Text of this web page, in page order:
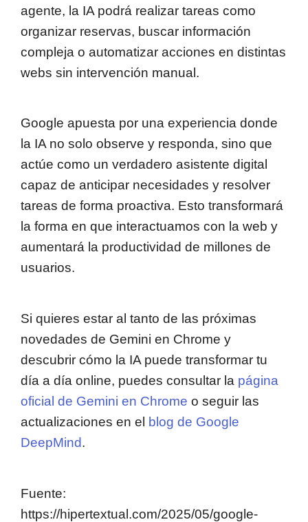
agente, la IA podrá realizar tareas como
organizar reservas, buscar información
compleja o automatizar acciones en distintas
webs sin intervención manual.
Google apuesta por una experiencia donde
la IA no solo observe y responda, sino que
actúe como un verdadero asistente digital
capaz de anticipar necesidades y resolver
tareas de forma proactiva. Esto transformará
la forma en que interactuamos con la web y
aumentará la productividad de millones de
usuarios.
Si quieres estar al tanto de las próximas
novedades de Gemini en Chrome y
descubrir cómo la IA puede transformar tu
día a día online, puedes consultar la página
oficial de Gemini en Chrome o seguir las
actualizaciones en el
blog de Google
DeepMind.
Fuente:
https://hipertextual.com/2025/05/google-